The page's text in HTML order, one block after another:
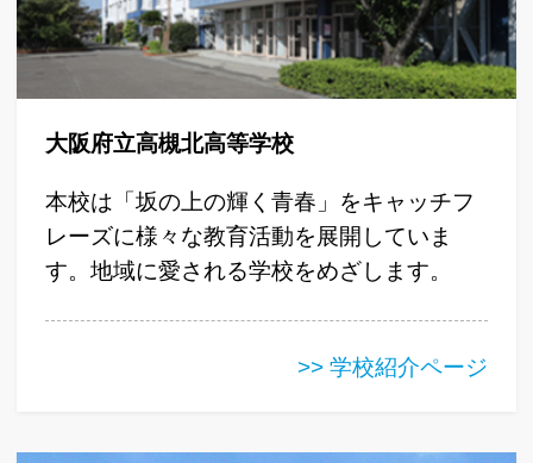
大阪府立高槻北高等学校
本校は「坂の上の輝く青春」をキャッチフ
レーズに様々な教育活動を展開していま
す。地域に愛される学校をめざします。
>> 学校紹介ページ